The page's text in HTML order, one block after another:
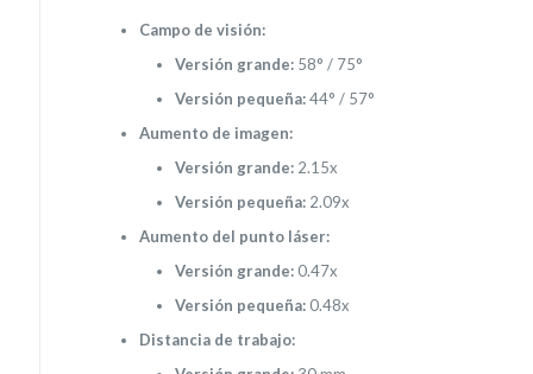
Campo de visión:
Versión grande: 58° / 75°
Versión pequeña:44° / 57°
Aumento de imagen:
Versión grande: 2.15x
Versión pequeña: 2.09x
Aumento del punto láser:
Versión grande: 0.47x
Versión pequeña: 0.48x
Distancia de trabajo: